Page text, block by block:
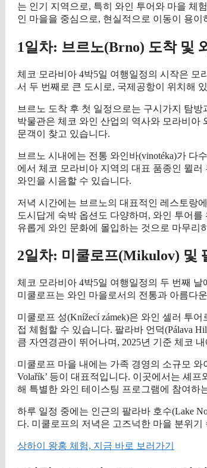
는 인기 지역으로, 특히 와인 투어와 마을 체
인 마을을 중심으로, 현실적으로 이동이 용
1일차: 브르노(Brno) 도착 및
체코 모라비아 4박5일 여행일정의 시작은 모
서 두 번째로 큰 도시로, 국제공항이 위치해
브르노 도착 후 첫 일정으로는 구시가지 탐방
박물관은 체코 와인 산업의 역사와 모라비아
문객이 찾고 있습니다.
브르노 시내에는 전통 와인바(vinotéka)가 다
에서 체코 모라비아 지역의 대표 품종인 뮐러
와인을 시음할 수 있습니다.
저녁 시간에는 브르노의 대표적인 레스토랑
도시답게 숙박 옵션도 다양하며, 와인 투어
유롭게 와인 문화에 몰입하는 것으로 마무리
2일차: 미쿨로프(Mikulov) 및
체코 모라비아 4박5일 여행일정의 두 번째
미쿨로프는 와인 마을로서의 전통과 아름다
미쿨로프 성(Knížecí zámek)은 와인 셀러 투
접 체험할 수 있습니다. 팔라바 언덕(Pálava
큼 자연경관이 뛰어나며, 2025년 기준 체코
미쿨로프 마을 내에는 가족 경영의 소규모 와
Volařík’ 등이 대표적입니다. 이곳에서는 셰
해 특별한 와인 테이스팅 프로그램에 참여하
하루 일정 중에는 인근의 팔라바 호수(Lake
다. 미쿨로프의 저녁은 고즈넉한 마을 분위
상하이 왕홍 체험, 지금 바로 보러가기